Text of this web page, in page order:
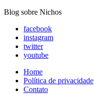
Blog sobre Nichos
facebook
instagram
twitter
youtube
Home
Política de privacidade
Contato